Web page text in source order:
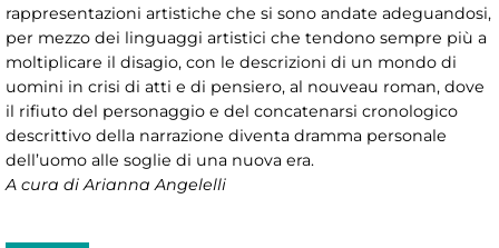
rappresentazioni artistiche che si sono andate adeguandosi,
per mezzo dei linguaggi artistici che tendono sempre più a
moltiplicare il disagio, con le descrizioni di un mondo di
uomini in crisi di atti e di pensiero, al nouveau roman, dove
il rifiuto del personaggio e del concatenarsi cronologico
descrittivo della narrazione diventa dramma personale
dell’uomo alle soglie di una nuova era.
A cura di Arianna Angelelli